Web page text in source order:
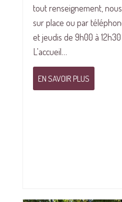
tout renseignement,
sur place ou par
et jeudis de 9h00 à 12h30
L'accueil…
EN SAVOIR PLUS